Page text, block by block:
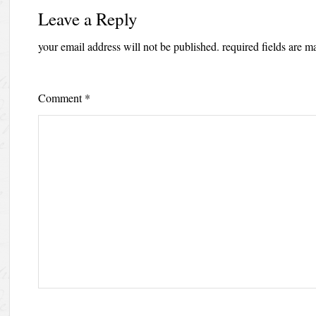
Leave a Reply
your email address will not be published. required fields are
Comment*